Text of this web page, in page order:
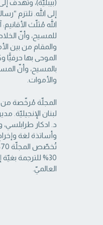
(بيبليّة)، وتهدف
إلى الله. تلتزم
الله مُثلّث
‏للمسيح، وأنّ
والمقام من بين
الموحى بها حرفيًّا
بالمسيح، وأنّ
والأموات. ‏
المجلّة مُرخّصة من
لبنان
وأساتذة لغة
30% للترجمة
العالميّ.‏